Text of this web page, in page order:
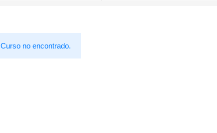
Curso no encontrado.